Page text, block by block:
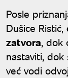
Posle
Dušice Ristić,
zatvora, dok
nastaviti,
već vodi